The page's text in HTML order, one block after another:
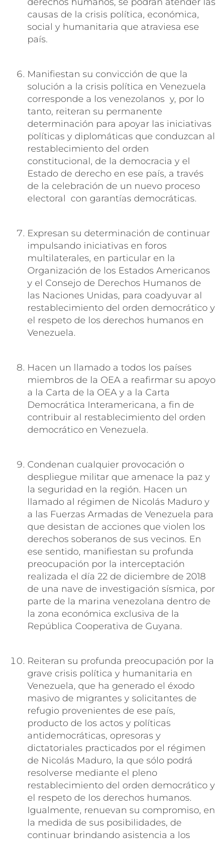
causas de la crisis política, económica,
social y humanitaria que atraviesa ese
país.
Manifiestan su convicción de que la
solución a la crisis política en Venezuela
corresponde a los venezolanos y, por lo
tanto, reiteran su permanente
determinación para apoyar las iniciativas
políticas y diplomáticas que conduzcan al
restablecimiento del orden
constitucional, de la democracia y el
Estado de derecho en ese país, a través
de la celebración de un nuevo proceso
electoral con garantías democráticas.
Expresan su determinación de continuar
impulsando iniciativas en foros
multilaterales, en particular en la
Organización de los Estados Americanos
y el Consejo de Derechos Humanos de
las Naciones Unidas, para coadyuvar al
restablecimiento del orden democrático y
el respeto de los derechos humanos en
Venezuela.
Hacen un llamado a todos los países
miembros de la OEA a reafirmar su apoyo
a la Carta de la OEA y a la Carta
Democrática Interamericana, a fin de
contribuir al restablecimiento del orden
democrático en Venezuela.
Condenan cualquier provocación o
despliegue militar que amenace la paz y
la seguridad en la región. Hacen un
llamado al régimen de Nicolás Maduro y
a las Fuerzas Armadas de Venezuela para
que desistan de acciones que violen los
derechos soberanos de sus vecinos. En
ese sentido, manifiestan su profunda
preocupación por la interceptación
realizada el día 22 de diciembre de 2018
de una nave de investigación sísmica, por
parte de la marina venezolana dentro de
la zona económica exclusiva de la
República Cooperativa de Guyana.
Reiteran su profunda preocupación por la
grave crisis política y humanitaria en
Venezuela, que ha generado el éxodo
masivo de migrantes y solicitantes de
refugio provenientes de ese país,
producto de los actos y políticas
antidemocráticas, opresoras y
dictatoriales practicados por el régimen
de Nicolás Maduro, la que sólo podrá
resolverse mediante el pleno
restablecimiento del orden democrático y
el respeto de los derechos humanos.
Igualmente, renuevan su compromiso, en
la medida de sus posibilidades, de
continuar brindando asistencia a los